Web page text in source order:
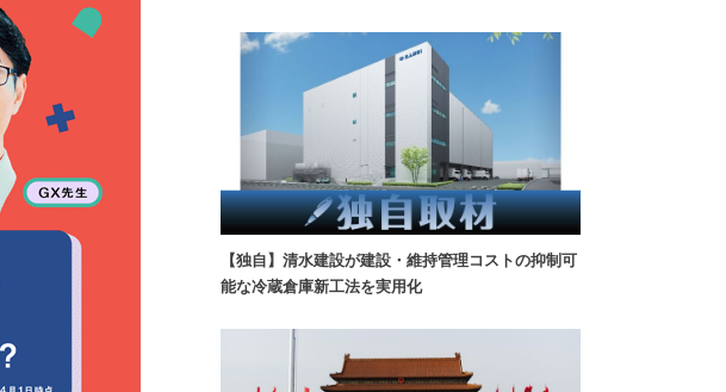
【独自】清水建設が建設・維持管理コストの抑制可
能な冷蔵倉庫新工法を実用化